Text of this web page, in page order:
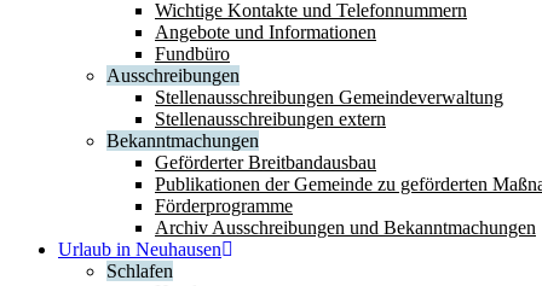
Wichtige Kontakte und Telefonnummern
Angebote und Informationen
Fundbüro
Ausschreibungen
Stellenausschreibungen Gemeindeverwaltung
Stellenausschreibungen extern
Bekanntmachungen
Geförderter Breitbandausbau
Publikationen der Gemeinde zu geförderten
Förderprogramme
Archiv Ausschreibungen und Bekanntmachungen
Urlaub in Neuhausen
Schlafen